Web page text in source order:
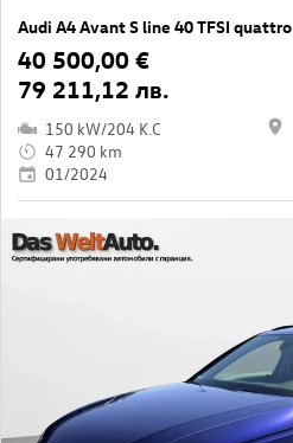
Audi A4 Avant S line 40 TFSI quattro
40 500,00 €
79 211,12 лв.
150 kW/204 K.C
47 290 km
01/2024